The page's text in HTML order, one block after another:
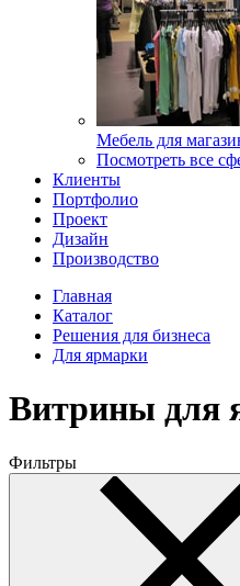
Мебель для
Посмотреть все
Клиенты
Портфолио
Проект
Дизайн
Производство
Главная
Каталог
Решения для бизнеса
Для ярмарки
Витрины для
Фильтры